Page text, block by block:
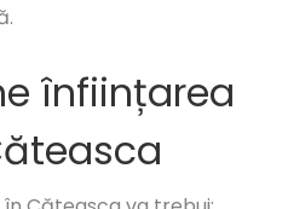
înființarea